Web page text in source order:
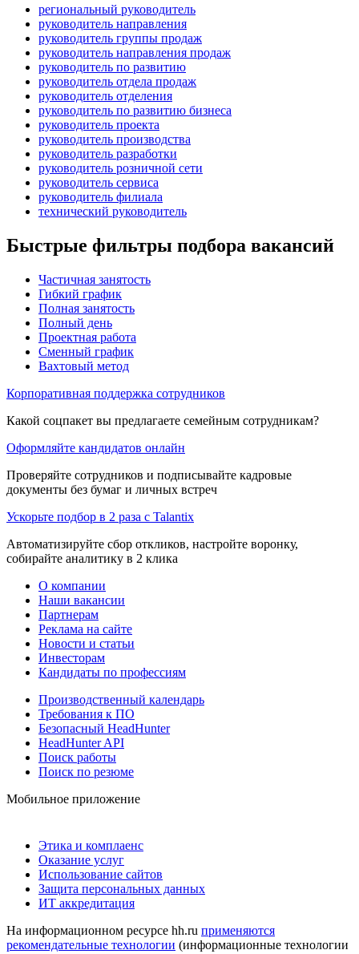
региональный руководитель
руководитель направления
руководитель группы продаж
руководитель направления продаж
руководитель по развитию
руководитель отдела продаж
руководитель отделения
руководитель по развитию бизнеса
руководитель проекта
руководитель производства
руководитель разработки
руководитель розничной сети
руководитель сервиса
руководитель филиала
технический руководитель
Быстрые фильтры подбора вакансий
Частичная занятость
Гибкий график
Полная занятость
Полный день
Проектная работа
Сменный график
Вахтовый метод
Корпоративная поддержка сотрудников
Какой соцпакет вы предлагаете семейным сотрудникам?
Оформляйте кандидатов онлайн
Проверяйте сотрудников и подписывайте кадровые
документы без бумаг и личных встреч
Ускорьте подбор в 2 раза с Talantix
Автоматизируйте сбор откликов, настройте воронку,
собирайте аналитику в 2 клика
О компании
Наши вакансии
Партнерам
Реклама на сайте
Новости и статьи
Инвесторам
Кандидаты по профессиям
Производственный календарь
Требования к ПО
Безопасный HeadHunter
HeadHunter API
Поиск работы
Поиск по резюме
Мобильное приложение
Этика и комплаенс
Оказание услуг
Использование сайтов
Защита персональных данных
ИТ аккредитация
На информационном ресурсе hh.ru применяются
рекомендательные технологии (информационные технологии